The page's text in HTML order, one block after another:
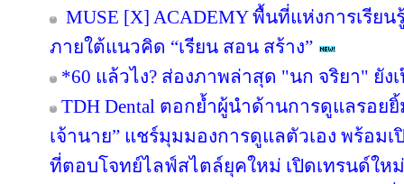
MUSE [X] ACADEMY พื้นที่แห่งการเรีย
ภายใต้แนวคิด “เรียน สอน สร้าง”
*60 แล้วไง? ส่องภาพล่าสุด "นก จริยา" ยัง
TDH Dental ตอกย้ำผู้นำด้านการดูแลรอย
เจ้านาย” แชร์มุมมองการดูแลตัวเอง พร้อ
ที่ตอบโจทย์ไลฟ์สไตล์ยุคใหม่ เปิดเทรนด์ใหม่